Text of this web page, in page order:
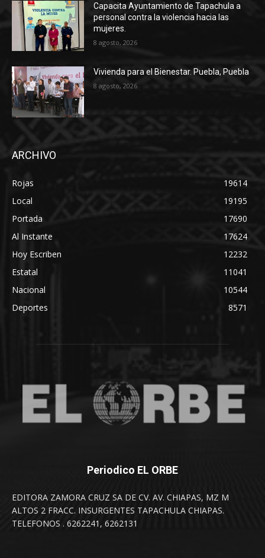
Capacita Ayuntamiento de Tapachula a
personal contra la violencia hacia las
mujeres.
8 agosto, 2026
Vivienda para el Bienestar. Puebla, Puebla
8 agosto, 2026
ARCHIVO
Rojas
19614
Local
19195
Portada
17690
Al Instante
17624
Hoy Escriben
12232
Estatal
11041
Nacional
10544
Deportes
8571
Periodico EL ORBE
EDITORA ZAMORA CRUZ SA DE CV. AV. CHIAPAS, MZ M
ALTOS 2 FRACC. INSURGENTES TAPACHULA CHIAPAS.
TELEFONOS . 6262241, 6262131